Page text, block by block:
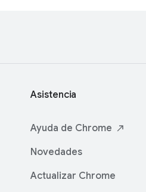
Asistencia
Ayuda de Chrome
Novedades
Actualizar Chrome